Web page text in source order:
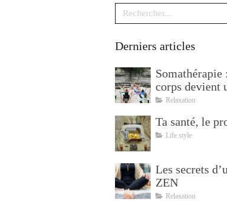
Rechercher
Derniers articles
Somathérapie
corps devient
transformation
Relaxation
Ta santé, le
Life style
Les secrets
ZEN
Relaxation